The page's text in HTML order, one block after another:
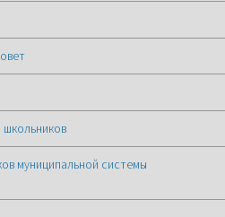
муниципальной системы